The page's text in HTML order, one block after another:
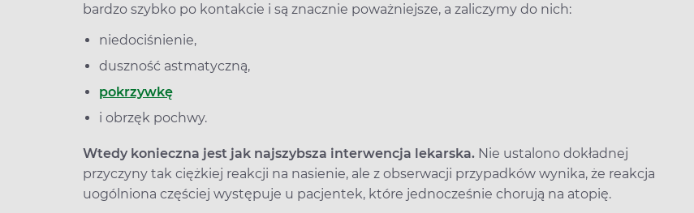
bardzo szybko po kontakcie i są znacznie poważniejsze, a zaliczymy do nich:
niedociśnienie,
duszność astmatyczną,
pokrzywkę
i obrzęk pochwy.
Wtedy konieczna jest jak najszybsza interwencja lekarska. Nie ustalono dokładnej
przyczyny tak ciężkiej reakcji na nasienie, ale z obserwacji przypadków wynika, że reakcja
uogólniona częściej występuje u pacjentek, które jednocześnie chorują na atopię.